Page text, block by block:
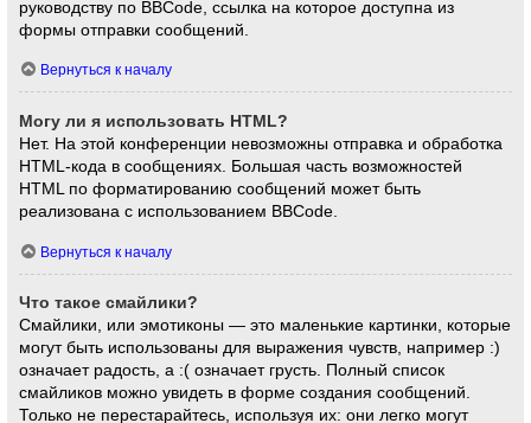
руководству по BBCode, ссылка на которое доступна из
формы отправки сообщений.
Вернуться к началу
Могу ли я использовать HTML?
Нет. На этой конференции невозможны отправка и обработка
HTML-кода в сообщениях. Большая часть возможностей
HTML по форматированию сообщений может быть
реализована с использованием BBCode.
Вернуться к началу
Что такое смайлики?
Смайлики, или эмотиконы — это маленькие картинки, которые
могут быть использованы для выражения чувств, например :)
означает радость, а :( означает грусть. Полный список
смайликов можно увидеть в форме создания сообщений.
Только не перестарайтесь, используя их: они легко могут